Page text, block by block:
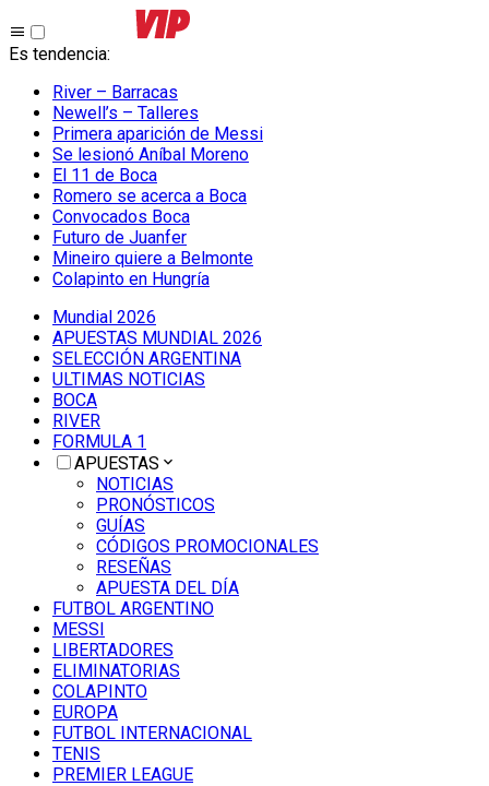
Es tendencia:
River – Barracas
Newell’s – Talleres
Primera aparición de Messi
Se lesionó Aníbal Moreno
El 11 de Boca
Romero se acerca a Boca
Convocados Boca
Futuro de Juanfer
Mineiro quiere a Belmonte
Colapinto en Hungría
Mundial 2026
APUESTAS MUNDIAL 2026
SELECCIÓN ARGENTINA
ULTIMAS NOTICIAS
BOCA
RIVER
FORMULA 1
APUESTAS
NOTICIAS
PRONÓSTICOS
GUÍAS
CÓDIGOS PROMOCIONALES
RESEÑAS
APUESTA DEL DÍA
FUTBOL ARGENTINO
MESSI
LIBERTADORES
ELIMINATORIAS
COLAPINTO
EUROPA
FUTBOL INTERNACIONAL
TENIS
PREMIER LEAGUE